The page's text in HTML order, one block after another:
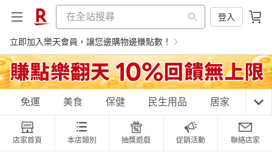
登入
立即加入樂天會員，讓您邊購物邊賺點數！
購物網分類
免運 美食 保健 民生用品 居家 3C
店家首頁 本店類別 抽獎遊戲 促銷活動 聯絡店家